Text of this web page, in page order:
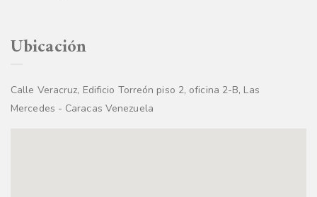
Ubicación
Calle Veracruz, Edificio Torreón piso 2, oficina 2-B, Las
Mercedes - Caracas Venezuela